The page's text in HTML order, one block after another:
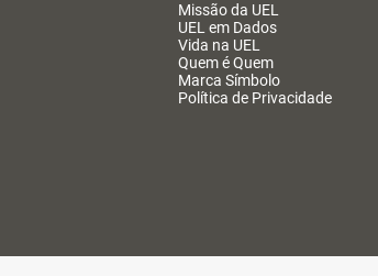
Missão da UEL
UEL em Dados
Vida na UEL
Quem é Quem
Marca Símbolo
Política de Privacidade